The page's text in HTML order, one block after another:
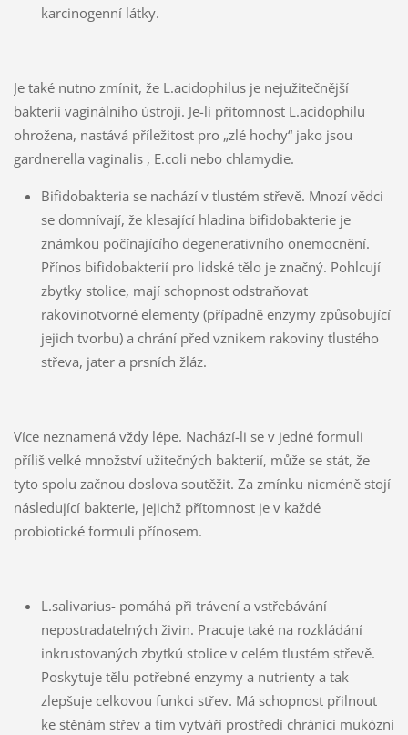
karcinogenní látky.
Je také nutno zmínit, že L.acidophilus je nejužitečnější
bakterií vaginálního ústrojí. Je-li přítomnost L.acidophilu
ohrožena, nastává příležitost pro „zlé hochy“ jako jsou
gardnerella vaginalis , E.coli nebo chlamydie.
Bifidobakteria se nachází v tlustém střevě. Mnozí vědci
se domnívají, že klesající hladina bifidobakterie je
známkou počínajícího degenerativního onemocnění.
Přínos bifidobakterií pro lidské tělo je značný. Pohlcují
zbytky stolice, mají schopnost odstraňovat
rakovinotvorné elementy (případně enzymy způsobující
jejich tvorbu) a chrání před vznikem rakoviny tlustého
střeva, jater a prsních žláz.
Více neznamená vždy lépe. Nachází-li se v jedné formuli
příliš velké množství užitečných bakterií, může se stát, že
tyto spolu začnou doslova soutěžit. Za zmínku nicméně stojí
následující bakterie, jejichž přítomnost je v každé
probiotické formuli přínosem.
L.salivarius- pomáhá při trávení a vstřebávání
nepostradatelných živin. Pracuje také na rozkládání
inkrustovaných zbytků stolice v celém tlustém střevě.
Poskytuje tělu potřebné enzymy a nutrienty a tak
zlepšuje celkovou funkci střev. Má schopnost přilnout
ke stěnám střev a tím vytváří prostředí chránící mukózní